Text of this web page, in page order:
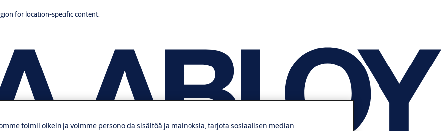
for location-specific content.
toimii oikein ja voimme personoida sisältöä ja mainoksia, tarjota sosiaalisen median